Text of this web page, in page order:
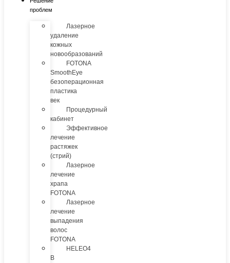
проблем
Лазерное
удаление
кожных
новообразований
FOTONA
SmoothEye
безоперационная
пластика
век
Процедурный
кабинет
Эффективное
лечение
растяжек
(стрий)
Лазерное
лечение
храпа
FOTONA
Лазерное
лечение
выпадения
волос
FOTONA
HELEO4
В